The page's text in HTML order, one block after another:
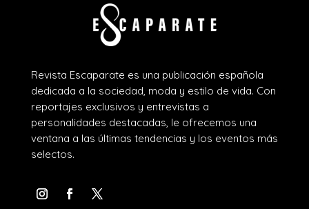
Revista Escaparate es una publicación española
dedicada a la sociedad, moda y estilo de vida. Con
reportajes exclusivos y entrevistas a
personalidades destacadas, le ofrecemos una
ventana a las últimas tendencias y los eventos más
selectos.